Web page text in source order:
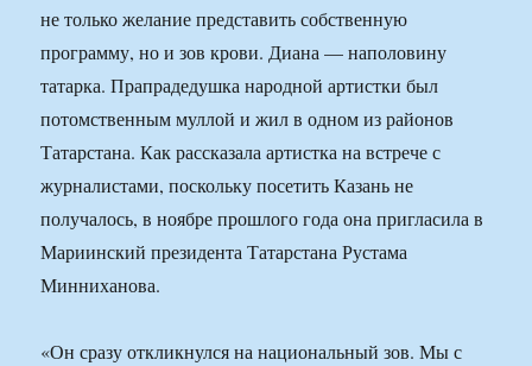
не только желание представить собственную
программу, но и зов крови. Диана — наполовину
татарка. Прапрадедушка народной артистки был
потомственным муллой и жил в одном из районов
Татарстана. Как рассказала артистка на встрече с
журналистами, поскольку посетить Казань не
получалось, в ноябре прошлого года она пригласила в
Мариинский президента Татарстана Рустама
Минниханова.
«Он сразу откликнулся на национальный зов. Мы с